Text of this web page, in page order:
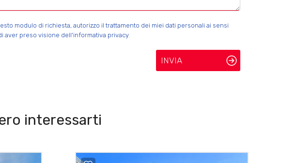
modulo di richiesta, autorizzo il trattamento dei miei dati personali ai sensi
aver preso visione dell'informativa privacy.
INVIA
interessarti